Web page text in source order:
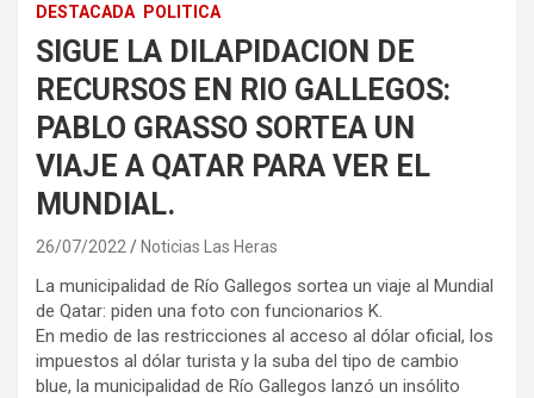
DESTACADA POLITICA
SIGUE LA DILAPIDACION DE
RECURSOS EN RIO GALLEGOS:
PABLO GRASSO SORTEA UN
VIAJE A QATAR PARA VER EL
MUNDIAL.
26/07/2022 Noticias Las Heras
La municipalidad de Río Gallegos sortea un viaje al Mundial
de Qatar: piden una foto con funcionarios K.
En medio de las restricciones al acceso al dólar oficial, los
impuestos al dólar turista y la suba del tipo de cambio
blue, la municipalidad de Río Gallegos lanzó un insólito